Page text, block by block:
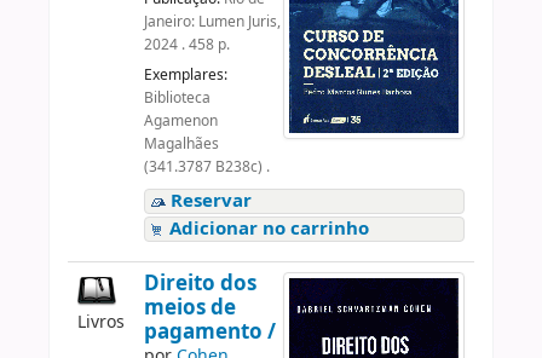
Janeiro: Lumen Juris,
2024 . 458 p.
Exemplares:
Biblioteca
Agamenon
Magalhães
(341.3787 B238c) .
Reservar
Adicionar no carrinho
Livros
Direito dos
meios de
pagamento /